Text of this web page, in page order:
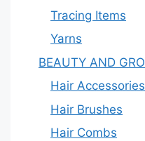
Tracing Items
Yarns
BEAUTY AND
Hair Accessories
Hair Brushes
Hair Combs